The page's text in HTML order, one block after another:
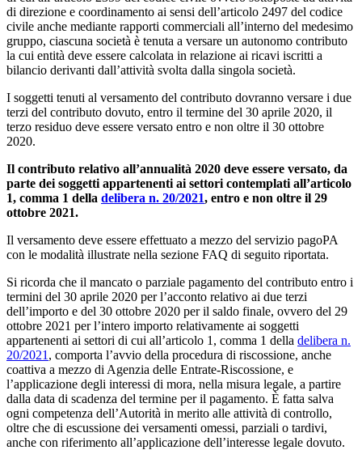
di direzione e coordinamento ai sensi dell’articolo 2497 del codice
civile anche mediante rapporti commerciali all’interno del medesimo
gruppo, ciascuna società è tenuta a versare un autonomo contributo
la cui entità deve essere calcolata in relazione ai ricavi iscritti a
bilancio derivanti dall’attività svolta dalla singola società.
I soggetti tenuti al versamento del contributo dovranno versare i due
terzi del contributo dovuto, entro il termine del 30 aprile 2020, il
terzo residuo deve essere versato entro e non oltre il 30 ottobre
2020.
Il contributo relativo all’annualità 2020 deve essere versato, da
parte dei soggetti appartenenti ai settori contemplati all’articolo
1, comma 1 della delibera n. 20/2021, entro e non oltre il 29
ottobre 2021.
Il versamento deve essere effettuato a mezzo del servizio pagoPA
con le modalità illustrate nella sezione FAQ di seguito riportata.
Si ricorda che il mancato o parziale pagamento del contributo entro i
termini del 30 aprile 2020 per l’acconto relativo ai due terzi
dell’importo e del 30 ottobre 2020 per il saldo finale, ovvero del 29
ottobre 2021 per l’intero importo relativamente ai soggetti
appartenenti ai settori di cui all’articolo 1, comma 1 della delibera n.
20/2021 , comporta l’avvio della procedura di riscossione, anche
coattiva a mezzo di Agenzia delle Entrate-Riscossione, e
l’applicazione degli interessi di mora, nella misura legale, a partire
dalla data di scadenza del termine per il pagamento. È fatta salva
ogni competenza dell’Autorità in merito alle attività di controllo,
oltre che di escussione dei versamenti omessi, parziali o tardivi,
anche con riferimento all’applicazione dell’interesse legale dovuto.